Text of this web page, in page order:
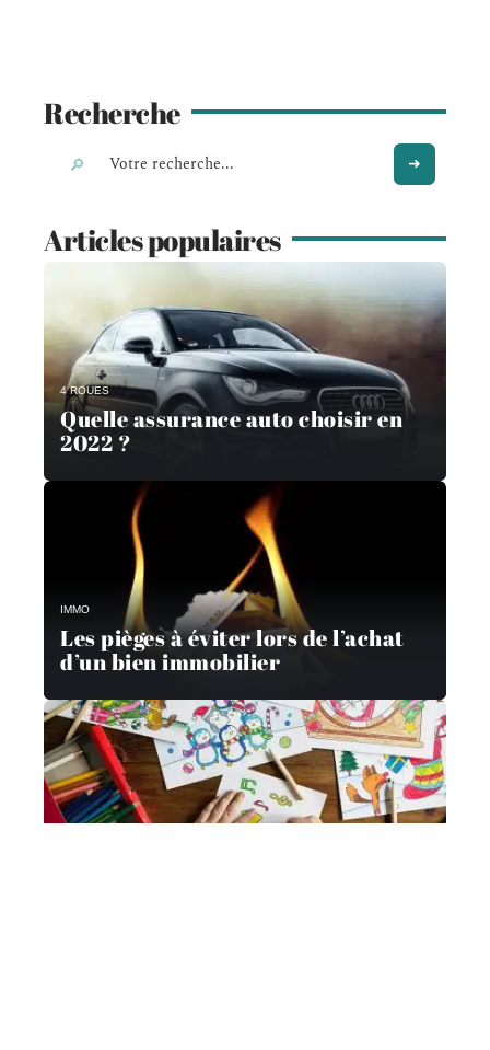
Recherche
Articles populaires
4 ROUES
Quelle assurance auto choisir en
2022 ?
IMMO
Les pièges à éviter lors de l’achat
d’un bien immobilier